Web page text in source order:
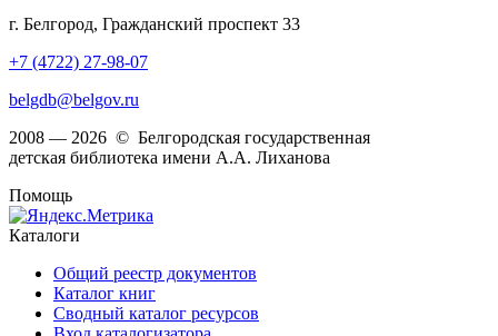
г. Белгород, Гражданский проспект 33
+7 (4722) 27-98-07
belgdb@belgov.ru
2008 — 2026 © Белгородская государственная
детская библиотека имени А.А. Лиханова
Помощь
Каталоги
Общий реестр документов
Каталог книг
Сводный каталог ресурсов